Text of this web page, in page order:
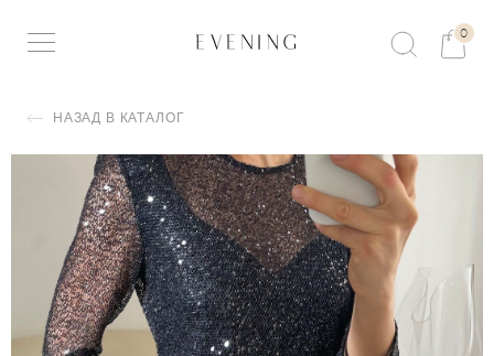
0
НАЗАД В КАТАЛОГ